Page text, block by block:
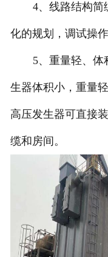
4、线路结构简
化的规划，调试操作
5、重量轻、
生器体积小，重量
高压发生器可直接
缆和房间。